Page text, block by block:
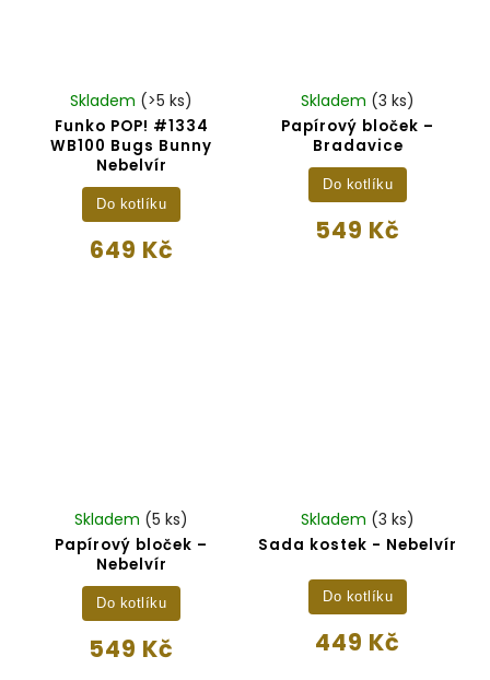
Funko POP! #1334
WB100 Bugs Bunny
Nebelvír
Skladem (>5 ks)
649 Kč
Do kotlíku
Papírový bloček –
Bradavice
Skladem (3 ks)
549 Kč
Do kotlíku
Papírový bloček –
Nebelvír
Skladem (5 ks)
549 Kč
Do kotlíku
Sada kostek - Nebelvír
Skladem (3 ks)
449 Kč
Do kotlíku